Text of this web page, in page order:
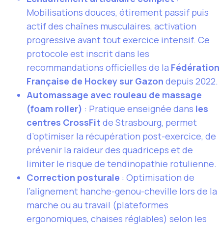
Mobilisations douces, étirement passif puis
actif des chaînes musculaires, activation
progressive avant tout exercice intensif. Ce
protocole est inscrit dans les
recommandations officielles de la Fédération
Française de Hockey sur Gazon depuis 2022.
Automassage avec rouleau de massage
(foam roller) : Pratique enseignée dans les
centres CrossFit de Strasbourg, permet
d’optimiser la récupération post-exercice, de
prévenir la raideur des quadriceps et de
limiter le risque de tendinopathie rotulienne.
Correction posturale : Optimisation de
l’alignement hanche-genou-cheville lors de la
marche ou au travail (plateformes
ergonomiques, chaises réglables) selon les